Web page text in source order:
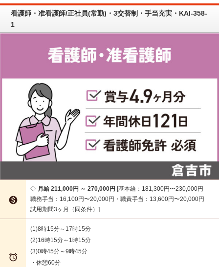
看護師・准看護師/正社員(常勤)・3交替制・手当充実・KAI-358-
1

月給 211,000円 ～ 270,000円 基本給：181,300円〜230,000円
職務手当：16,100円〜20,000円・職責手当：13,600円〜20,000円
試用期間3ヶ月（同条件）

(1)8時15分～17時15分
(2)16時15分～1時15分
(3)0時45分～9時45分
・休憩60分